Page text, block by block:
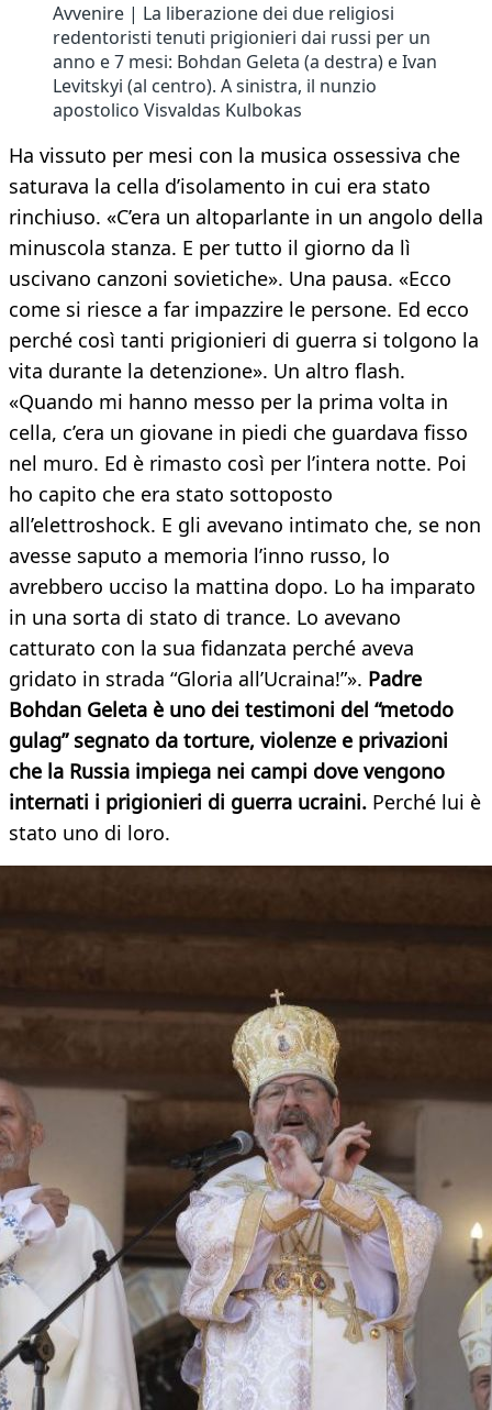
Avvenire | La liberazione dei due religiosi
redentoristi tenuti prigionieri dai russi per un
anno e 7 mesi: Bohdan Geleta (a destra) e Ivan
Levitskyi (al centro). A sinistra, il nunzio
apostolico Visvaldas Kulbokas
Ha vissuto per mesi con la musica ossessiva che
saturava la cella d’isolamento in cui era stato
rinchiuso. «C’era un altoparlante in un angolo della
minuscola stanza. E per tutto il giorno da lì
uscivano canzoni sovietiche». Una pausa. «Ecco
come si riesce a far impazzire le persone. Ed ecco
perché così tanti prigionieri di guerra si tolgono la
vita durante la detenzione». Un altro flash.
«Quando mi hanno messo per la prima volta in
cella, c’era un giovane in piedi che guardava fisso
nel muro. Ed è rimasto così per l’intera notte. Poi
ho capito che era stato sottoposto
all’elettroshock. E gli avevano intimato che, se non
avesse saputo a memoria l’inno russo, lo
avrebbero ucciso la mattina dopo. Lo ha imparato
in una sorta di stato di trance. Lo avevano
catturato con la sua fidanzata perché aveva
gridato in strada “Gloria all’Ucraina!”». Padre
Bohdan Geleta è uno dei testimoni del “metodo
gulag” segnato da torture, violenze e privazioni
che la Russia impiega nei campi dove vengono
internati i prigionieri di guerra ucraini. Perché lui è
stato uno di loro.